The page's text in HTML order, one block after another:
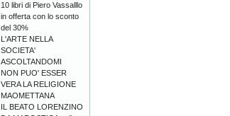
10 libri di Piero Vassalllo
in offerta con lo sconto
del 30%
L'ARTE NELLA
SOCIETA'
ASCOLTANDOMI
NON PUO' ESSER
VERA LA RELIGIONE
MAOMETTANA
IL BEATO LORENZINO